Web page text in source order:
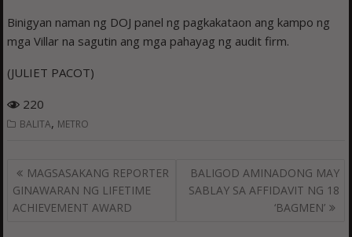
Binigyan naman ng DOJ panel ng pagkakataon ang kampo ng
mga Villar na sagutin ang mga pahayag ng audit firm.
(JULIET PACOT)
220
BALITA, METRO
Post
navigation
MAGSASAKANG REPORTER
GINAWARAN NG LIFETIME
ACHIEVEMENT AWARD
BALIGOD AMINADONG MAY
SABLAY SA AFFIDAVIT NG 18
‘BAGMEN’